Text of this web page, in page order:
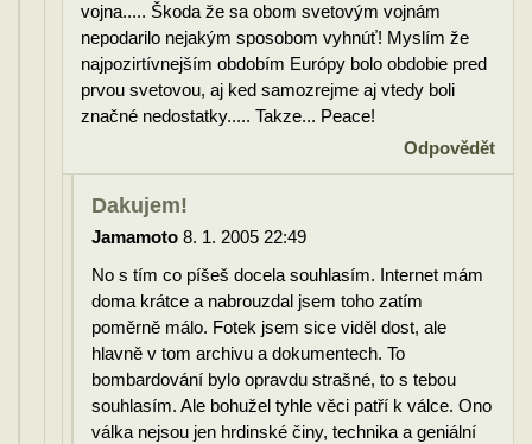
vojna..... Škoda že sa obom svetovým vojnám
nepodarilo nejakým sposobom vyhnúť! Myslím že
najpozirtívnejším obdobím Európy bolo obdobie pred
prvou svetovou, aj ked samozrejme aj vtedy boli
značné nedostatky..... Takze... Peace!
Odpovědět
Dakujem!
Jamamoto 8. 1. 2005 22:49
No s tím co píšeš docela souhlasím. Internet mám
doma krátce a nabrouzdal jsem toho zatím
poměrně málo. Fotek jsem sice viděl dost, ale
hlavně v tom archivu a dokumentech. To
bombardování bylo opravdu strašné, to s tebou
souhlasím. Ale bohužel tyhle věci patří k válce. Ono
válka nejsou jen hrdinské činy, technika a geniální